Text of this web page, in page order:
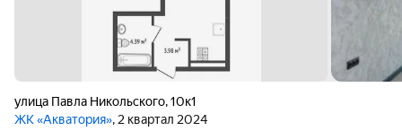
улица Павла Никольского,10к1
ЖК «Акватория», 2 квартал 2024